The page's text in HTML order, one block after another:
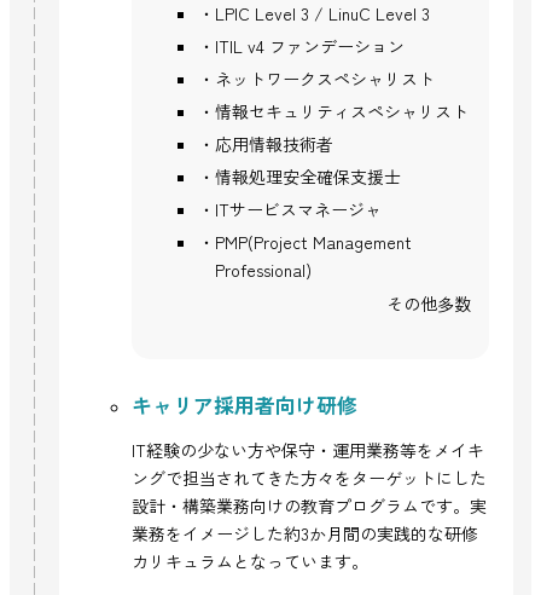
LPIC Level 3 / LinuC Level 3
ITIL v4 ファンデーション
ネットワークスペシャリスト
情報セキュリティスペシャリスト
応用情報技術者
情報処理安全確保支援士
ITサービスマネージャ
PMP(Project Management
Professional)
その他多数
キャリア採用者向け研修
IT経験の少ない方や保守・運用業務等をメイキ
ングで担当されてきた方々をターゲットにした
設計・構築業務向けの教育プログラムです。実
業務をイメージした約3か月間の実践的な研修
カリキュラムとなっています。